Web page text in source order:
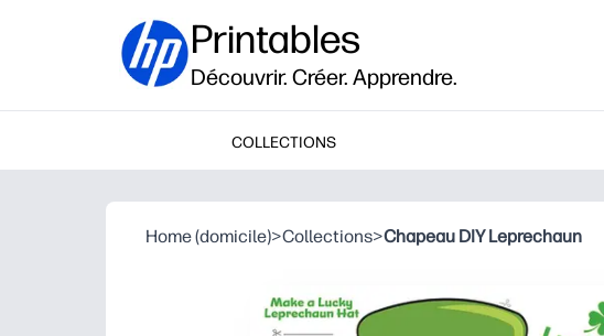
Printables
Découvrir. Créer. Apprendre.
COLLECTIONS
Home (domicile)>Collections>Chapeau DIY Leprechaun